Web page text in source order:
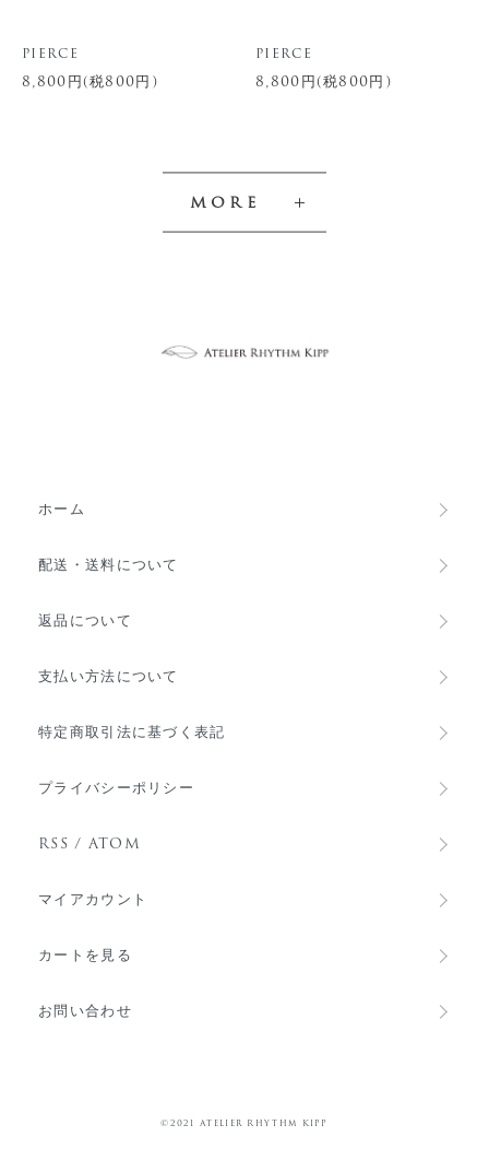
pierce
8,800円(税800円)
pierce
8,800円(税800円)
MORE
ホーム
配送・送料について
返品について
支払い方法について
特定商取引法に基づく表記
プライバシーポリシー
RSS / ATOM
マイアカウント
カートを見る
お問い合わせ
©︎2021 Atelier Rhythm Kipp